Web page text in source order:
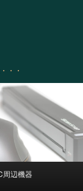
・・
周辺機器